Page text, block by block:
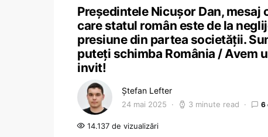
Președintele Nicușor Dan,
care statul român este de la
presiune din partea societății.
puteți schimba România / Avem
invit!
Ștefan Lefter
24 mai 2025 3 minute read 6
14.137 de vizualizări